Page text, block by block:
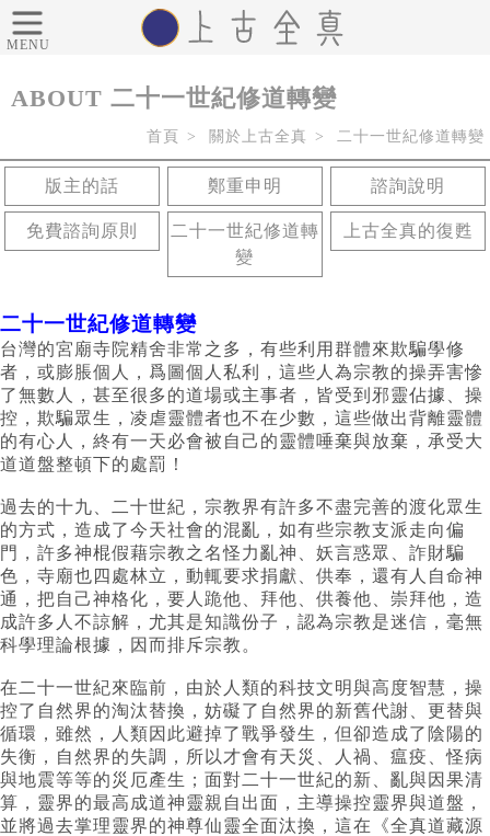
MENU
ABOUT 二十一世紀修道轉變
首頁 關於上古全真 二十一世紀修道轉變
版主的話 鄭重申明 諮詢說明
免費諮詢原則
二十一世紀修道轉
變
上古全真的復甦
二十一世紀修道轉變
台灣的宮廟寺院精舍非常之多，有些利用群體來欺騙學修
者，或膨脹個人，爲圖個人私利，這些人為宗教的操弄害慘
了無數人，甚至很多的道場或主事者，皆受到邪靈佔據、操
控，欺騙眾生，凌虐靈體者也不在少數，這些做出背離靈體
的有心人，終有一天必會被自己的靈體唾棄與放棄，承受大
道道盤整頓下的處罰！
過去的十九、二十世紀，宗教界有許多不盡完善的渡化眾生
的方式，造成了今天社會的混亂，如有些宗教支派走向偏
門，許多神棍假藉宗教之名怪力亂神、妖言惑眾、詐財騙
色，寺廟也四處林立，動輒要求捐獻、供奉，還有人自命神
通，把自己神格化，要人跪他、拜他、供養他、崇拜他，造
成許多人不諒解，尤其是知識份子，認為宗教是迷信，毫無
科學理論根據，因而排斥宗教。
在二十一世紀來臨前，由於人類的科技文明與高度智慧，操
控了自然界的淘汰替換，妨礙了自然界的新舊代謝、更替與
循環，雖然，人類因此避掉了戰爭發生，但卻造成了陰陽的
失衡，自然界的失調，所以才會有天災、人禍、瘟疫、怪病
與地震等等的災厄產生；面對二十一世紀的新、亂與因果清
算，靈界的最高成道神靈親自出面，主導操控靈界與道盤，
並將過去掌理靈界的神尊仙靈全面汰換，這在《全真道藏源